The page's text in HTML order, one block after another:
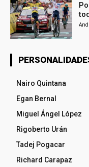
Nairo Quintana
Egan Bernal
Miguel Ángel López
Rigoberto Urán
Tadej Pogacar
Richard Carapaz